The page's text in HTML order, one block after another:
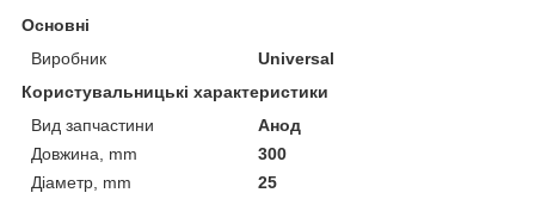
Основні
Виробник
Universal
Користувальницькі характеристики
Вид запчастини
Анод
Довжина, mm
300
Діаметр, mm
25